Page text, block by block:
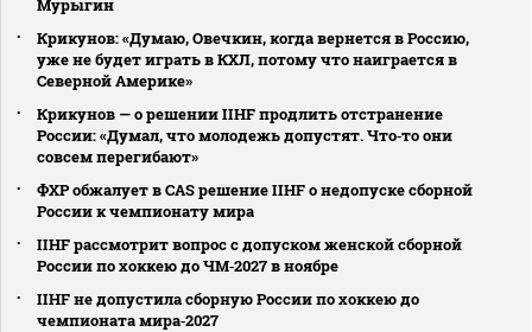
Мурыгин
Крикунов: «Думаю, Овечкин, когда вернется в Россию,
уже не будет играть в КХЛ, потому что наиграется в
Северной Америке»
Крикунов — о решении IIHF продлить отстранение
России: «Думал, что молодежь допустят. Что‑то они
совсем перегибают»
ФХР обжалует в CAS решение IIHF о недопуске сборной
России к чемпионату мира
IIHF рассмотрит вопрос с допуском женской сборной
России по хоккею до ЧМ‑2027 в ноябре
IIHF не допустила сборную России по хоккею до
чемпионата мира‑2027